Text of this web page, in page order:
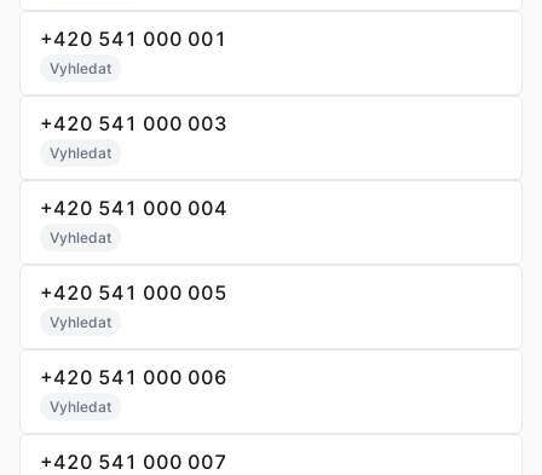
+420 541 000 001
Vyhledat
+420 541 000 003
Vyhledat
+420 541 000 004
Vyhledat
+420 541 000 005
Vyhledat
+420 541 000 006
Vyhledat
+420 541 000 007